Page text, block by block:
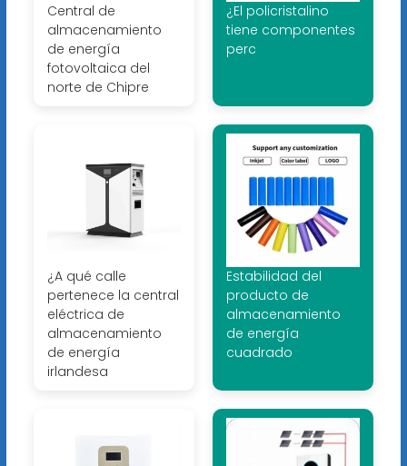
Central de
almacenamiento
de energía
fotovoltaica del
norte de Chipre
¿El policristalino
tiene componentes
perc
¿A qué calle
pertenece la central
eléctrica de
almacenamiento
de energía
irlandesa
Estabilidad del
producto de
almacenamiento
de energía
cuadrado